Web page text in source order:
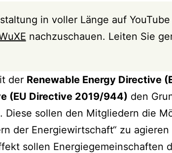
in voller Länge auf YouTube
nachzuschauen. Leiten Sie
der Renewable Energy Directive
(EU Directive 2019/944) den
Diese sollen den Mitgliedern die
der Energiewirtschaft“ zu
sollen Energiegemeinschaften